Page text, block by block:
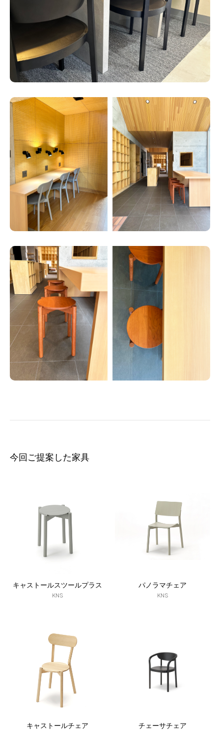
今回ご提案した家具
キャストールスツールプラス
KNS
パノラマチェア
KNS
キャストールチェア チェーサチェア